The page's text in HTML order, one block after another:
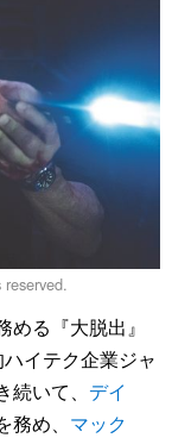
める『大脱出』
イテク企業ジャ
いて、 デイ
め、 マック